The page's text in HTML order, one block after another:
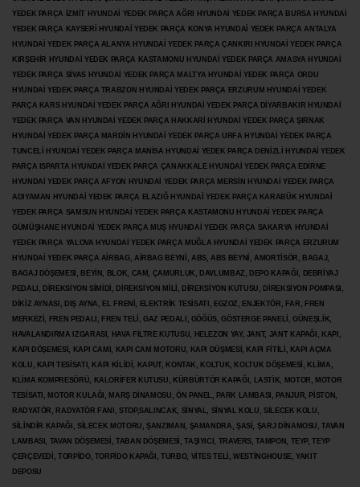
YEDEK PARÇA İZMİT HYUNDAİ YEDEK PARÇA AĞRI HYUNDAİ YEDEK PARÇA BURSA HYUNDAİ
YEDEK PARÇA KAYSERİ HYUNDAİ YEDEK PARÇA KONYA HYUNDAİ YEDEK PARÇA ANTALYA
HYUNDAİ YEDEK PARÇA ALANYA HYUNDAİ YEDEK PARÇA ÇANKIRI HYUNDAİ YEDEK PARÇA
KIRŞEHİR HYUNDAİ YEDEK PARÇA KASTAMONU HYUNDAİ YEDEK PARÇA AMASYA HYUNDAİ
YEDEK PARÇA SİVAS HYUNDAİ YEDEK PARÇA MALTYA HYUNDAİ YEDEK PARÇA ORDU
HYUNDAİ YEDEK PARÇA TRABZON HYUNDAİ YEDEK PARÇA ERZURUM HYUNDAİ YEDEK
PARÇA KARS HYUNDAİ YEDEK PARÇA AĞRI HYUNDAİ YEDEK PARÇA DİYARBAKIR HYUNDAİ
YEDEK PARÇA VAN HYUNDAİ YEDEK PARÇA HAKKARİ HYUNDAİ YEDEK PARÇA ŞIRNAK
HYUNDAİ YEDEK PARÇA MARDİN HYUNDAİ YEDEK PARÇA URFA HYUNDAİ YEDEK PARÇA
TUNCELİ HYUNDAİ YEDEK PARÇA MANİSA HYUNDAİ YEDEK PARÇA DENİZLİ HYUNDAİ YEDEK
PARÇA ISPARTA HYUNDAİ YEDEK PARÇA ÇANAKKALE HYUNDAİ YEDEK PARÇA EDİRNE
HYUNDAİ YEDEK PARÇA AFYON HYUNDAİ YEDEK PARÇA MERSİN HYUNDAİ YEDEK PARÇA
ADIYAMAN HYUNDAİ YEDEK PARÇA ELAZIĞ HYUNDAİ YEDEK PARÇA KARABÜK HYUNDAİ
YEDEK PARÇA SAMSUN HYUNDAİ YEDEK PARÇA KASTAMONU HYUNDAİ YEDEK PARÇA
GÜMÜŞHANE HYUNDAİ YEDEK PARÇA MUŞ HYUNDAİ YEDEK PARÇA SAKARYA HYUNDAİ
YEDEK PARÇA YALOVA HYUNDAİ YEDEK PARÇA MUĞLA HYUNDAİ YEDEK PARÇA ERZURUM
HYUNDAİ YEDEK PARÇA AİRBAG, AİRBAG BEYNİ, ABS, ABS BEYNİ, AMORTİSÖR, BAGAJ,
BAGAJ DÖŞEMESİ, BEYİN, BLOK, CAM, ÇAMURLUK, DAVLUMBAZ, DEPO KAPAĞI, DEBRİYAJ
PEDALI, DİREKSİYON SİMİDİ, DİREKSİYON MİLİ, DİREKSİYON KUTUSU, DİREKSİYON POMPASI,
DİKİZ AYNASI, DIŞ AYNA, EL FRENİ, ELEKTRİK TESİSATI, EGZOZ, ENJEKTÖR,
FAR, FREN
MERKEZİ, FREN PEDALI, FREN TELİ, GAZ PEDALI, GÖĞÜS, GÖSTERGE PANELİ, GÜNEŞLİK,
HAVALANDIRMA IZGARASI, HAVA FİLTRE KUTUSU, HELEZON YAY, JANT, JANT KAPAĞI, KAPI,
KAPI DÖŞEMESİ, KAPI CAMI, KAPI CAM MOTORU, KAPI DÜŞMESİ, KAPI FİTİLİ, KAPI AÇMA
KOLU, KAPI TESİSATI, KAPI KİLİDİ, KAPUT, KONTAK, KOLTUK, KOLTUK DÖŞEMESİ, KLİMA,
KLİMA KOMPRESÖRÜ, KALORİFER KUTUSU, KÜRBÜRTÖR KAPAĞI, LASTİK, MOTOR, MOTOR
TESİSATI, MOTOR KULAĞI, MARŞ DİNAMOSU, ÖN PANEL, PARK LAMBASI, PANJUR, PİSTON,
RADYATÖR, RADYATÖR FANI, STOP,SALINCAK, SİNYAL, SİNYAL KOLU, SİLECEK KOLU,
SİLİNDİR KAPAĞI, SİLECEK MOTORU, ŞANZIMAN, ŞAMANDRA, ŞASİ, ŞARJ DİNAMOSU, TAVAN
LAMBASI, TAVAN DÖŞEMESİ, TABAN DÖŞEMESİ, TAŞIYICI, TRAVERS, TAMPON, TEYP, TEYP
ÇERÇEVEDİ, TORPİDO, TORPİDO KAPAĞI, TURBO, VİTES TELİ, WESTİNGHOUSE, YAKIT
DEPOSU